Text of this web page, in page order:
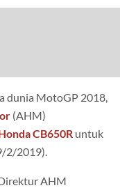
dunia MotoGP 2018,
(AHM)
CB650R untuk
2/2019).
Direktur AHM